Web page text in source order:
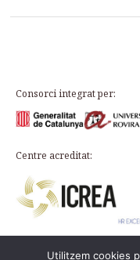
Consorci integrat per:
Centre acreditat:
Utilitzem cookies